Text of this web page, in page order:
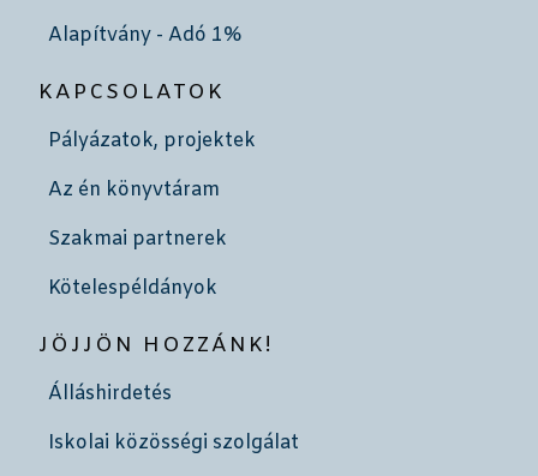
Alapítvány - Adó 1%
KAPCSOLATOK
Pályázatok, projektek
Az én könyvtáram
Szakmai partnerek
Kötelespéldányok
JÖJJÖN HOZZÁNK!
Álláshirdetés
Iskolai közösségi szolgálat